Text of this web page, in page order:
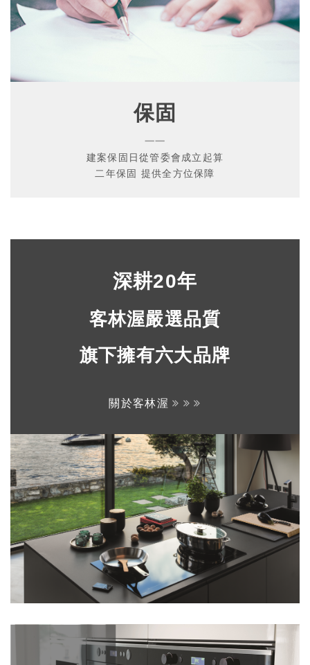
保固
一一
建案保固日從管委會成立起算
二年保固 提供全方位保障
深耕20年
客林渥嚴選品質
旗下擁有六大品牌
關於客林渥